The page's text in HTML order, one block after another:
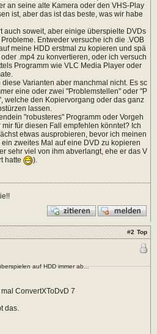
an seine alte Kamera oder den VHS-Play
ist, aber das ist das beste, was wir habe
auch soweit, aber einige überspielte DVDs
Entweder versuche ich die .VOB
meine HDD erstmal zu kopieren und spä
.mp4 zu konvertieren, oder ich versuch
Programm wie VLC Media Player oder
Varianten aber manchmal nicht. Es sc
eine oder zwei "Problemstellen" oder "P
welche den Kopiervorgang oder das ganz
lassen.
"robusteres" Programm oder Vorgeh
für diesen Fall empfehlen könntet? Ich
etwas ausprobieren, bevor ich meinen
zweites Mal auf eine DVD zu kopieren
sehr viel von ihm abverlangt, ehe er das V
hatte
).
#2 Top
auf HDD immer ab...
ConvertXToDvD 7
das.